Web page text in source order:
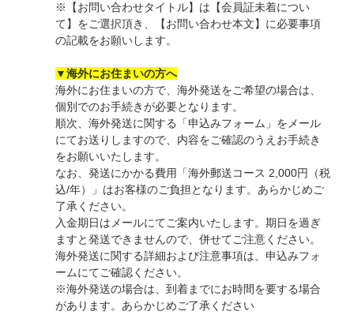
※【お問い合わせタイトル】は【会員証未着につい
て】をご選択頂き、【お問い合わせ本文】に必要事項
の記載をお願いします。
▼海外にお住まいの方へ
海外にお住まいの方で、海外発送をご希望の場合は、
個別でのお手続きが必要となります。
順次、海外発送に関する「申込みフォーム」をメール
にてお送りしますので、内容をご確認のうえお手続き
をお願いいたします。
なお、発送にかかる費用「海外郵送コース 2,000円（税
込/年）」はお客様のご負担となります。あらかじめご
了承ください。
入金期日はメールにてご案内いたします。期日を過ぎ
ますと発送できませんので、併せてご注意ください。
海外発送に関する詳細および注意事項は、申込みフォ
ームにてご確認ください。
※海外発送の場合は、到着までにお時間を要する場合
があります。あらかじめご了承ください